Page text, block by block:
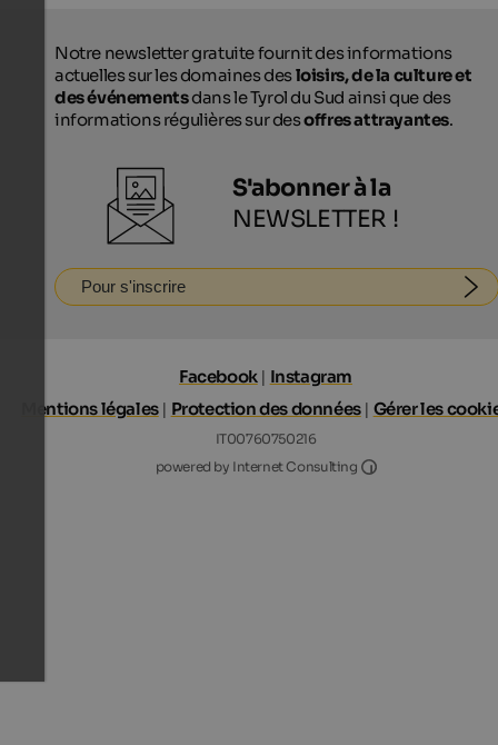
Notre newsletter gratuite fournit des informations
actuelles sur les domaines desloisirs, de la culture et
des événementsdans le Tyrol du Sud ainsi que des
informations régulières sur desoffres attrayantes.
S'abonner à la
NEWSLETTER !
Pour s'inscrire
Facebook| Instagram
Mentions légales| Protection des données| Gérer les
IT00760750216
powered by Internet Consulting
Internet